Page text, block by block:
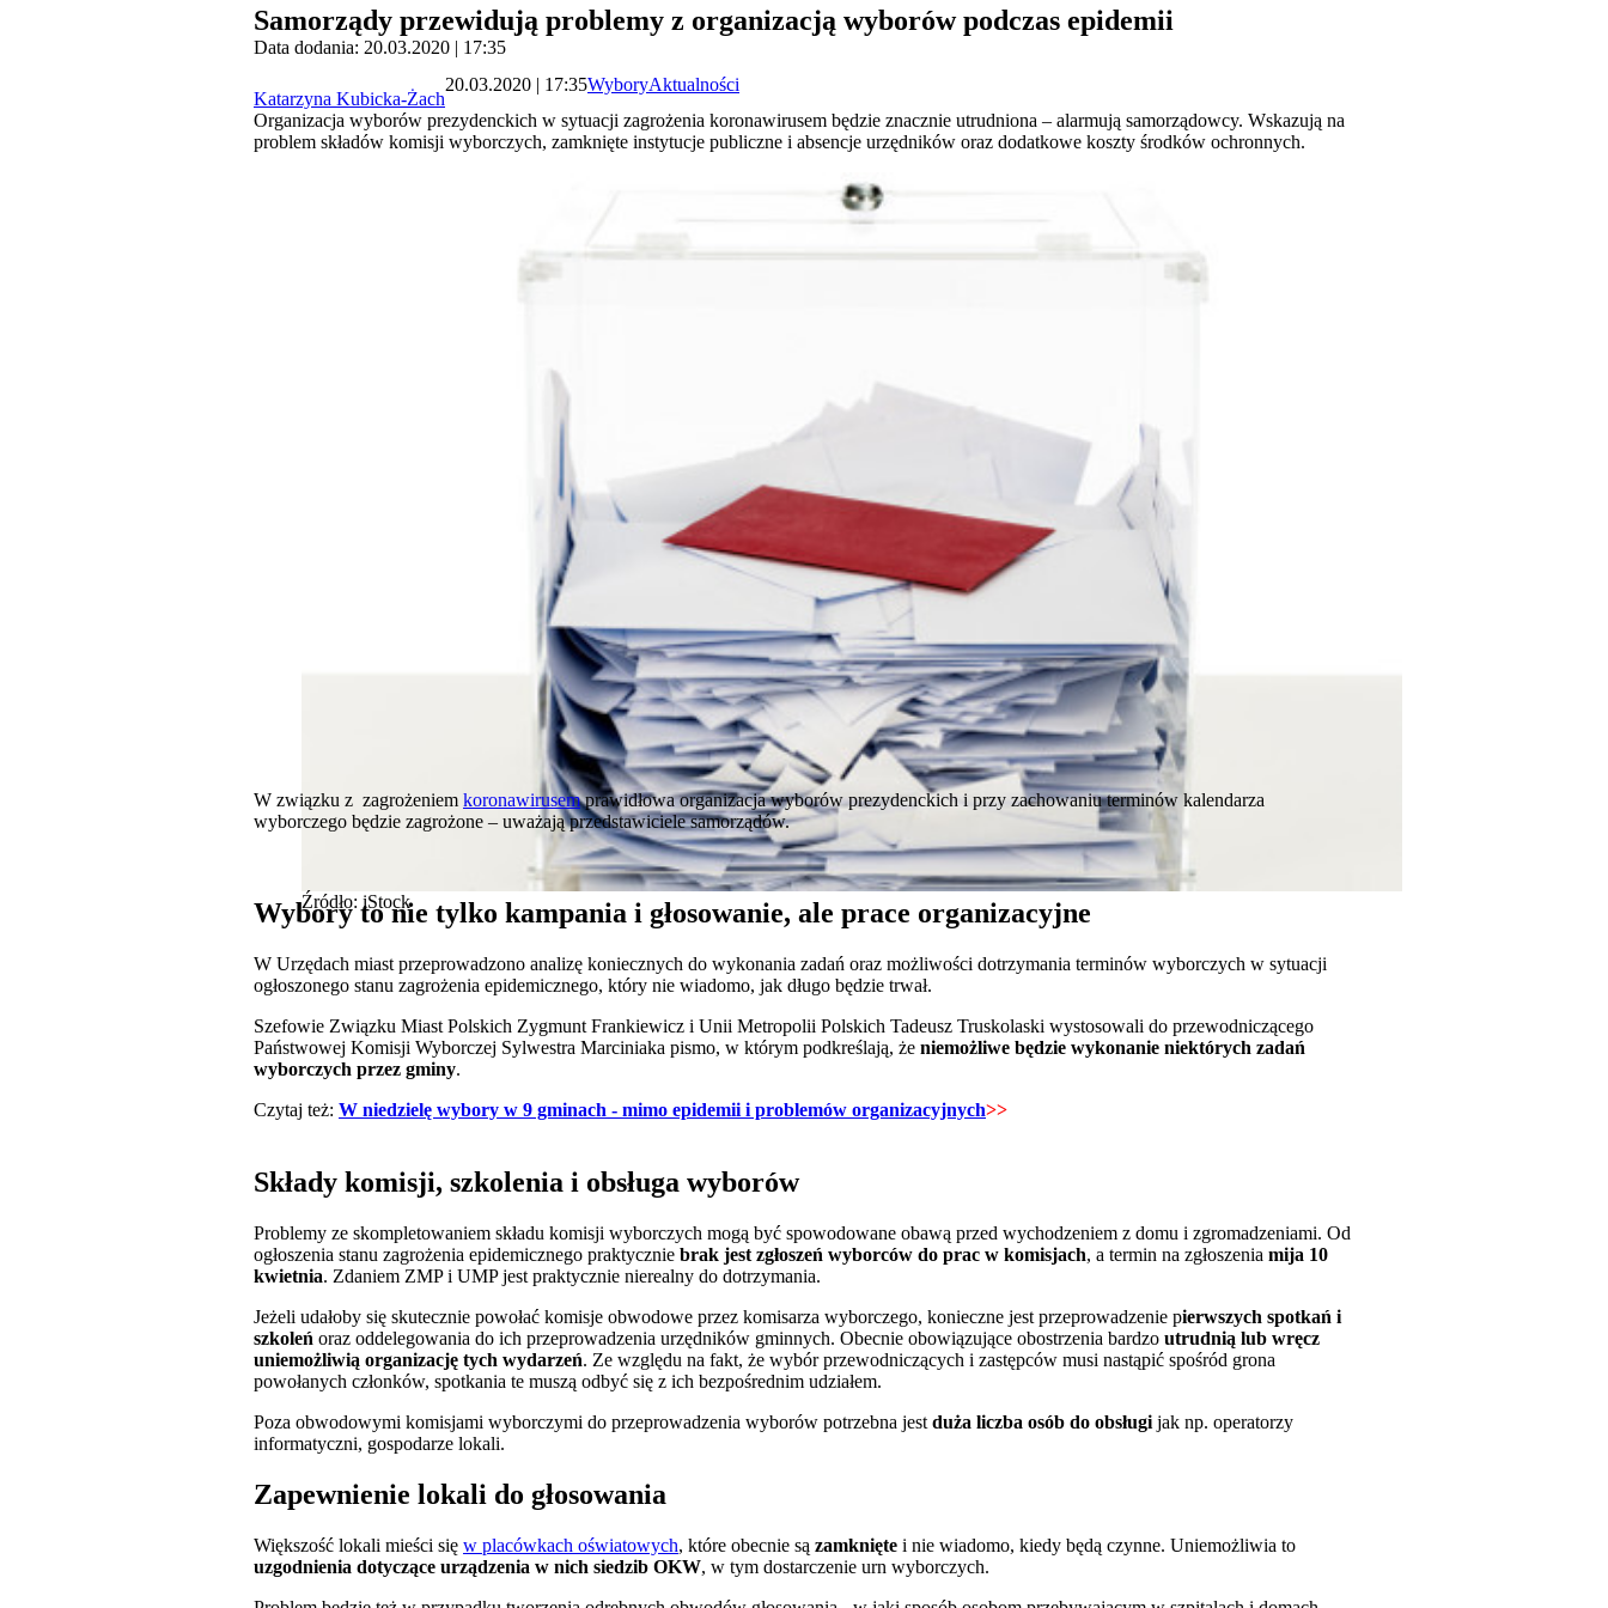
Samorządy przewidują problemy z organizacją wyborów podczas epidemii
Data dodania: 20.03.2020 | 17:35
Katarzyna Kubicka-Żach
20.03.2020 | 17:35WyboryAktualności
Organizacja wyborów prezydenckich w sytuacji zagrożenia koronawirusem będzie znacznie utrudniona – alarmują samorządowcy. Wskazują na
problem składów komisji wyborczych, zamknięte instytucje publiczne i absencje urzędników oraz dodatkowe koszty środków ochronnych.
Źródło: iStock
W związku z zagrożeniem koronawirusemprawidłowa organizacja wyborów prezydenckich i przy zachowaniu terminów kalendarza
wyborczego będzie zagrożone – uważają przedstawiciele samorządów.
Wybory to nie tylko kampania i głosowanie, ale prace organizacyjne
W Urzędach miast przeprowadzono analizę koniecznych do wykonania zadań oraz możliwości dotrzymania terminów wyborczych w sytuacji
ogłoszonego stanu zagrożenia epidemicznego, który nie wiadomo, jak długo będzie trwał.
Szefowie Związku Miast Polskich Zygmunt Frankiewicz i Unii Metropolii Polskich Tadeusz Truskolaski wystosowali do przewodniczącego
Państwowej Komisji Wyborczej Sylwestra Marciniaka pismo, w którym podkreślają, że niemożliwe będzie wykonanie niektórych zadań
wyborczych przez gminy.
Czytaj też: W niedzielę wybory w 9 gminach - mimo epidemii i problemów organizacyjnych>>
Składy komisji, szkolenia i obsługa wyborów
Problemy ze skompletowaniem składu komisji wyborczych mogą być spowodowane obawą przed wychodzeniem z domu i zgromadzeniami. Od
ogłoszenia stanu zagrożenia epidemicznego praktycznie brak jest zgłoszeń wyborców do prac w komisjach, a termin na zgłoszenia mija 10
kwietnia. Zdaniem ZMP i UMP jest praktycznie nierealny do dotrzymania.
Jeżeli udałoby się skutecznie powołać komisje obwodowe przez komisarza wyborczego, konieczne jest przeprowadzenie pierwszych spotkań i
szkoleń oraz oddelegowania do ich przeprowadzenia urzędników gminnych. Obecnie obowiązujące obostrzenia bardzo utrudnią lub wręcz
uniemożliwią organizację tych wydarzeń. Ze względu na fakt, że wybór przewodniczących i zastępców musi nastąpić spośród grona
powołanych członków, spotkania te muszą odbyć się z ich bezpośrednim udziałem.
Poza obwodowymi komisjami wyborczymi do przeprowadzenia wyborów potrzebna jest duża liczba osób do obsługi jak np. operatorzy
informatyczni, gospodarze lokali.
Zapewnienie lokali do głosowania
Większość lokali mieści się w placówkach oświatowych, które obecnie są zamknięte i nie wiadomo, kiedy będą czynne. Uniemożliwia to
uzgodnienia dotyczące urządzenia w nich siedzib OKW, w tym dostarczenie urn wyborczych.